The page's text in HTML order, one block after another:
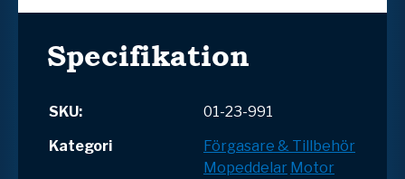
Specifikation
SKU:
01-23-991
Kategori
Förgasare & Tillbehör
Mopeddelar Motor